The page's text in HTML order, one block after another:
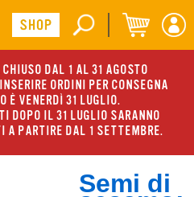
DAL 1 AL 31 AGOSTO
ORDINI PER CONSEGNA
È VENERDÌ 31 LUGLIO.
DOPO IL 31 LUGLIO SARANNO
A PARTIRE DAL 1 SETTEMBRE.
Semi di